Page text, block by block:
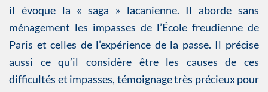
il évoque la « saga » lacanienne. Il aborde sans
ménagement les impasses de l’École freudienne de
Paris et celles de l’expérience de la passe. Il précise
aussi ce qu’il considère être les causes de ces
difficultés et impasses, témoignage très précieux pour